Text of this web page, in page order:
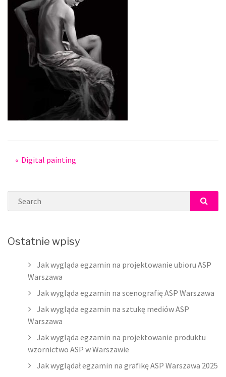
Post
Digital painting
Search
Ostatnie wpisy
Jak wygląda egzamin na projektowanie ubioru ASP
Warszawa
Jak wygląda egzamin na scenografię ASP Warszawa
Jak wygląda egzamin na sztukę mediów ASP
Warszawa
Jak wygląda egzamin na projektowanie produktu
wzornictwo ASP w Warszawie
Jak wyglądał egzamin na grafikę ASP Warszawa 2025